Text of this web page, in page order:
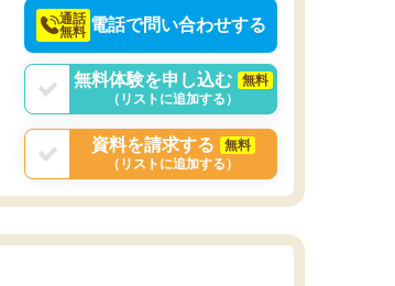
通話
無料 電話で問い合わせする
無料体験を申し込む
無料
（リストに追加する）
資料を請求する
無料
（リストに追加する）